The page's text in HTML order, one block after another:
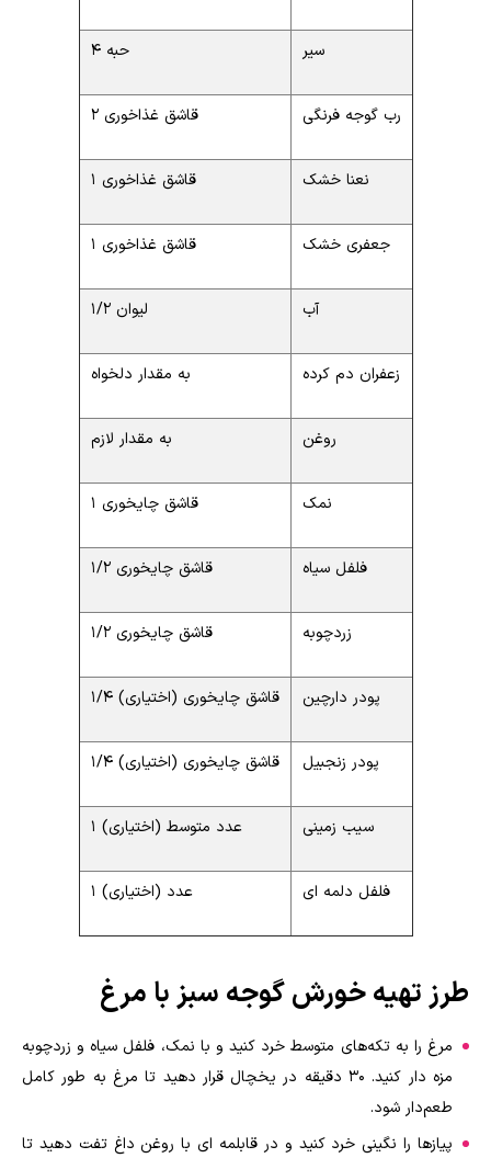
سیر 4 حبه
رب گوجه فرنگی 2 قاشق غذاخوری
نعنا خشک 1 قاشق غذاخوری
جعفری خشک 1 قاشق غذاخوری
آب 1/2 لیوان
زعفران دم کرده به مقدار دلخواه
روغن به مقدار لازم
نمک 1 قاشق چایخوری
فلفل سیاه 1/2 قاشق چایخوری
زردچوبه 1/2 قاشق چایخوری
پودر دارچین 1/4 قاشق چایخوری (اختیاری)
پودر زنجبیل 1/4 قاشق چایخوری (اختیاری)
سیب زمینی 1 عدد متوسط (اختیاری)
فلفل دلمه ای 1 عدد (اختیاری)
طرز تهیه خورش گوجه سبز با مرغ
مرغ را به تکه‌های متوسط خرد کنید و با نمک، فلفل سیاه و زردچوبه
مزه دار کنید. 30 دقیقه در یخچال قرار دهید تا مرغ به طور کامل
طعم‌دار شود.
پیازها را نگینی خرد کنید و در قابلمه ای با روغن داغ تفت دهید تا